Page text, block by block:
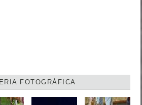
FOTOGRÁFICA